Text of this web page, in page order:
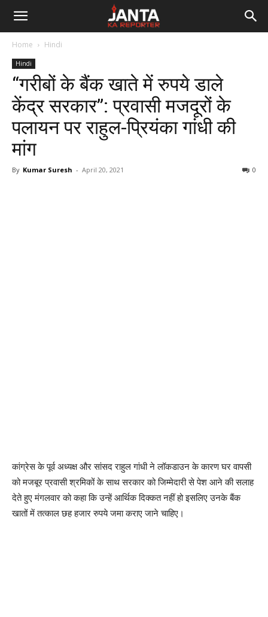
Janta
Reporter
Home Hindi
Hindi
“गरीबों के बैंक खाते में रुपये डाले
केंद्र सरकार”: प्रवासी मजदूरों के
पलायन पर राहुल-प्रियंका गांधी की
मांग
By Kumar Suresh - April 20, 2021 0
कांग्रेस के पूर्व अध्यक्ष और सांसद राहुल गांधी ने लॉकडाउन के कारण घर वापसी
को मजबूर प्रवासी श्रमिकों के साथ सरकार को जिम्मेदारी से पेश आने की सलाह
देते हुए मंगलवार को कहा कि उन्हें आर्थिक दिक्कत नहीं हो इसलिए उनके बैंक
खातों में तत्काल छह हजार रुपये जमा कराए जाने चाहिए।